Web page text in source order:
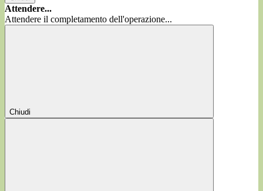
Attendere...
Attendere il completamento dell'operazione...
Chiudi